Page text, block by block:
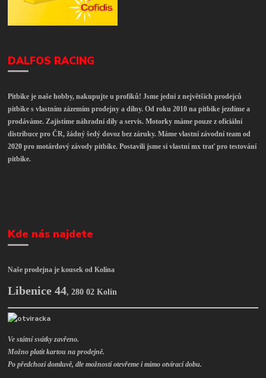
DALFOS RACING
Pitbike je naše hobby, nakupujte u profíků! Jsme jedni z největších prodejců
pitbike s vlastním zázemím prodejny a dílny. Od roku 2010 na pitbike jezdíme a
prodáváme. Zajistíme náhradní díly a servis. Motorky máme pouze z oficiální
distribuce pro ČR, žádný šedý dovoz bez záruky. Máme vlastní závodní team od
2020 pro motárdový závody pitbike. Postavili jsme si vlastní mx trať pro testování
pitbike.
Kde nás najdete
Naše prodejna je kousek od Kolína
Libenice 44,280 02 Kolín
Ve státní svátky zavřeno.
Možno platit kartou na prodejně.
Po předchozí domluvě, dle možností otevřeme i mimo otvírací dobu.